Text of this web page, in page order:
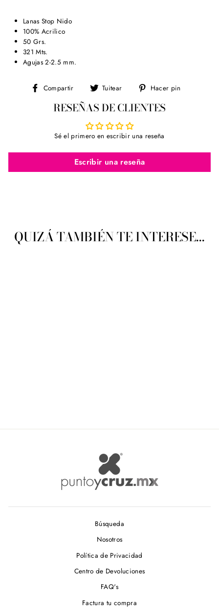
Lanas Stop Nido
100% Acrilico
50 Grs.
321 Mts.
Agujas 2-2.5 mm.
Compartir
Compartir
Facebook
Tuitear
Tuitear
Twitter
Hacer pin
RESEÑAS DE CLIENTES
Sé el primero en escribir una reseña
Escribir una reseña
QUIZÁ TAMBIÉN TE INTERESE...
Búsqueda
Nosotros
Política de Privacidad
Centro de Devoluciones
FAQ's
Factura tu compra